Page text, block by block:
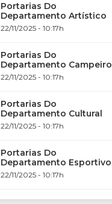
Portarias Do
Departamento Artístico
22/11/2025 - 10:17h
Portarias Do
Departamento Campeiro
22/11/2025 - 10:17h
Portarias Do
Departamento Cultural
22/11/2025 - 10:17h
Portarias Do
Departamento Esportivo
22/11/2025 - 10:17h